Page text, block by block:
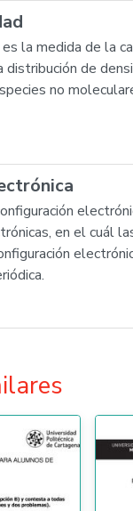
la medida de la
distribución de
no
en el cuál